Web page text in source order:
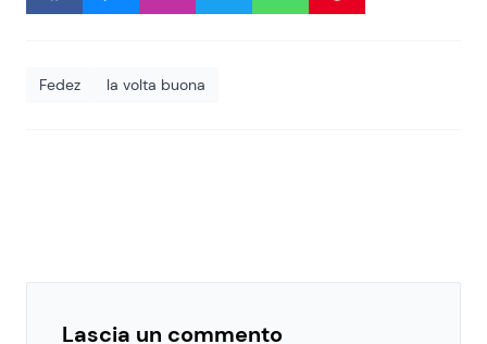
Fedez la volta buona
Lascia un commento